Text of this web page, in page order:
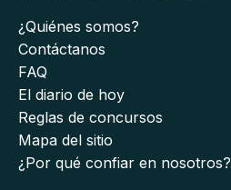
¿Quiénes somos?
Contáctanos
FAQ
El diario de hoy
Reglas de concursos
Mapa del sitio
¿Por qué confiar en nosotros?